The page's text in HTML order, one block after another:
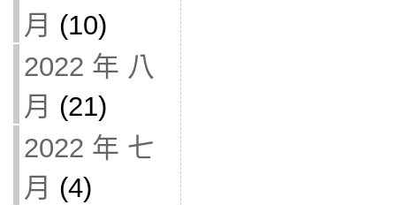
月 (10)
2022 年 八
月 (21)
2022 年 七
月 (4)